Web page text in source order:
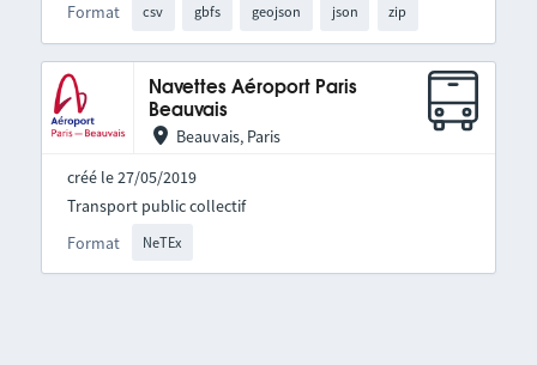
Format csv gbfs geojson json zip
Navettes Aéroport Paris
Beauvais
Beauvais, Paris
créé le 27/05/2019
Format NeTEx
Transport public collectif